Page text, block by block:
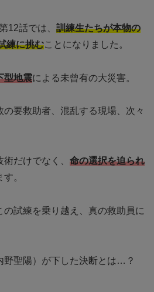
12話では、 訓練生たちが本物の
練に挑むことになりました。
型地震による未曾有の大災害。
要救助者、混乱する現場、次々
だけでなく、 命の選択を迫られ
。
試練を乗り越え、真の救助員に
野聖陽）が下した決断とは…？